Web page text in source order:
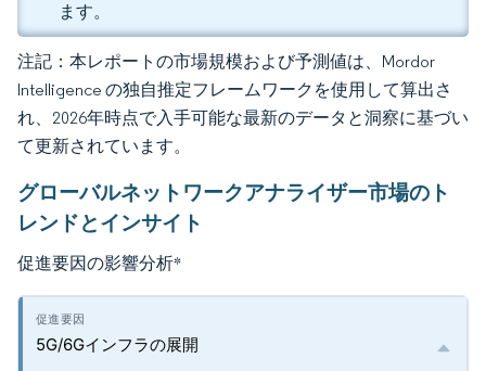
ます。
注記：本レポートの市場規模および予測値は、Mordor
Intelligence の独自推定フレームワークを使用して算出さ
れ、2026年時点で入手可能な最新のデータと洞察に基づい
て更新されています。
グローバルネットワークアナライザー市場のト
レンドとインサイト
促進要因の影響分析*
5G/6Gインフラの展開